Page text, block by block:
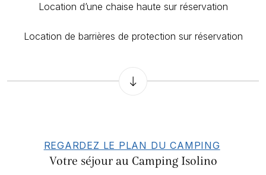
Location d’une chaise haute sur réservation
Location de barrières de protection sur réservation
REGARDEZ LE PLAN DU CAMPING
Votre séjour au Camping Isolino